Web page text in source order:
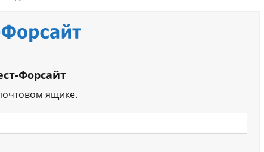
Форсайт
ящике.